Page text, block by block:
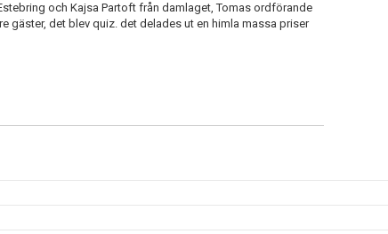
och Kajsa Partoft från damlaget, Tomas ordförande
gäster, det blev quiz. det delades ut en himla massa priser